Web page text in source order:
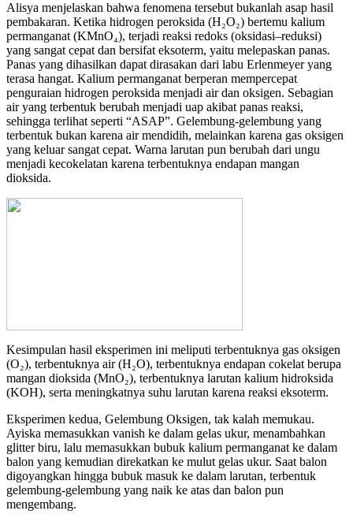
Alisya menjelaskan bahwa fenomena tersebut bukanlah asap hasil
pembakaran. Ketika hidrogen peroksida (H₂O₂) bertemu kalium
permanganat (KMnO₄), terjadi reaksi redoks (oksidasi–reduksi)
yang sangat cepat dan bersifat eksoterm, yaitu melepaskan panas.
Panas yang dihasilkan dapat dirasakan dari labu Erlenmeyer yang
terasa hangat. Kalium permanganat berperan mempercepat
penguraian hidrogen peroksida menjadi air dan oksigen. Sebagian
air yang terbentuk berubah menjadi uap akibat panas reaksi,
sehingga terlihat seperti “ASAP”. Gelembung-gelembung yang
terbentuk bukan karena air mendidih, melainkan karena gas oksigen
yang keluar sangat cepat. Warna larutan pun berubah dari ungu
menjadi kecokelatan karena terbentuknya endapan mangan
dioksida.
Kesimpulan hasil eksperimen ini meliputi terbentuknya gas oksigen
(O₂), terbentuknya air (H₂O), terbentuknya endapan cokelat berupa
mangan dioksida (MnO₂), terbentuknya larutan kalium hidroksida
(KOH), serta meningkatnya suhu larutan karena reaksi eksoterm.
Eksperimen kedua, Gelembung Oksigen, tak kalah memukau.
Ayiska memasukkan vanish ke dalam gelas ukur, menambahkan
glitter biru, lalu memasukkan bubuk kalium permanganat ke dalam
balon yang kemudian direkatkan ke mulut gelas ukur. Saat balon
digoyangkan hingga bubuk masuk ke dalam larutan, terbentuk
gelembung-gelembung yang naik ke atas dan balon pun
mengembang.